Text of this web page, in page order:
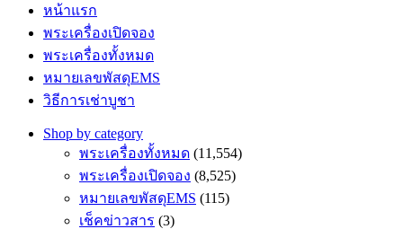
หน้าแรก
พระเครื่องเปิดจอง
พระเครื่องทั้งหมด
หมายเลขพัสดุEMS
วิธีการเช่าบูชา
Shop by category
พระเครื่องทั้งหมด (11,554)
พระเครื่องเปิดจอง (8,525)
หมายเลขพัสดุEMS (115)
เช็คข่าวสาร (3)